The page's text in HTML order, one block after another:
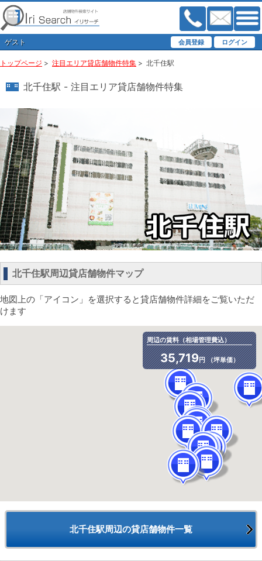
ゲスト
トップページ > 注目エリア貸店舗物件特集 > 北千住駅
北千住駅 - 注目エリア貸店舗物件特集
北千住駅周辺貸店舗物件マップ
地図上の「アイコン」を選択すると貸店舗物件詳細をご覧いただ
けます
周辺の賃料（相場管理費込）
35,719円 （坪単価）
北千住駅周辺の貸店舗物件一覧